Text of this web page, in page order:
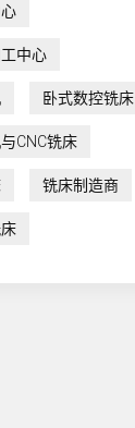
中心
卧式数控铣床
CNC铣床
铣床制造商